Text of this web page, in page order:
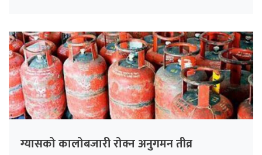
ग्यासको कालोबजारी रोक्न अनुगमन तीव्र